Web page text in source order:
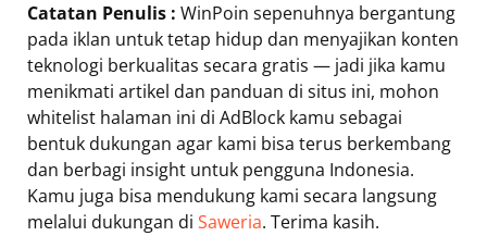
Catatan Penulis : WinPoin sepenuhnya bergantung
pada iklan untuk tetap hidup dan menyajikan konten
teknologi berkualitas secara gratis — jadi jika kamu
menikmati artikel dan panduan di situs ini, mohon
whitelist halaman ini di AdBlock kamu sebagai
bentuk dukungan agar kami bisa terus berkembang
dan berbagi insight untuk pengguna Indonesia.
Kamu juga bisa mendukung kami secara langsung
melalui dukungan di Saweria. Terima kasih.